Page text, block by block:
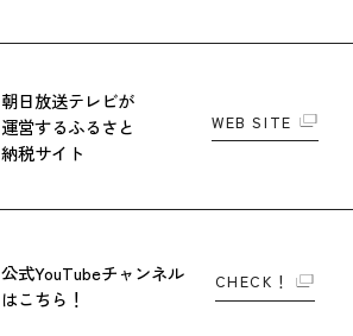
朝日放送テレビが
運営するふるさと
納税サイト
WEB SITE
公式YouTubeチャンネル
はこちら！
CHECK！